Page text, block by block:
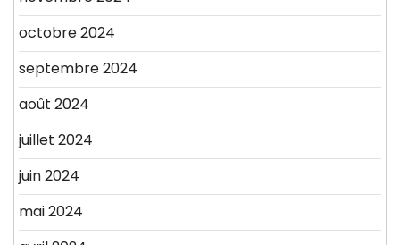
octobre 2024
septembre 2024
août 2024
juillet 2024
juin 2024
mai 2024